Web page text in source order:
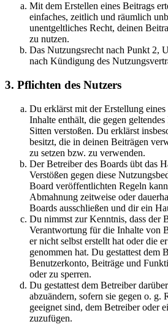
Mit dem Erstellen eines Beitrags
einfaches, zeitlich und räumlich
unentgeltliches Recht, deinen
zu nutzen.
Das Nutzungsrecht nach Punkt 2,
nach Kündigung des
3. Pflichten des Nutzers
Du erklärst mit der Erstellung eines
Inhalte enthält, die gegen
Sitten verstoßen. Du erklärst
besitzt, die in deinen Beiträgen
zu setzen bzw. zu verwenden.
Der Betreiber des Boards übt das
Verstößen gegen diese
Board veröffentlichten Regeln
Abmahnung zeitweise oder
Boards ausschließen und dir ein
Du nimmst zur Kenntnis, dass der
Verantwortung für die Inhalte von
er nicht selbst erstellt hat oder die
genommen hat. Du gestattest dem
Benutzerkonto, Beiträge und
oder zu sperren.
Du gestattest dem Betreiber
abzuändern, sofern sie gegen o. g.
geeignet sind, dem Betreiber oder
zuzufügen.